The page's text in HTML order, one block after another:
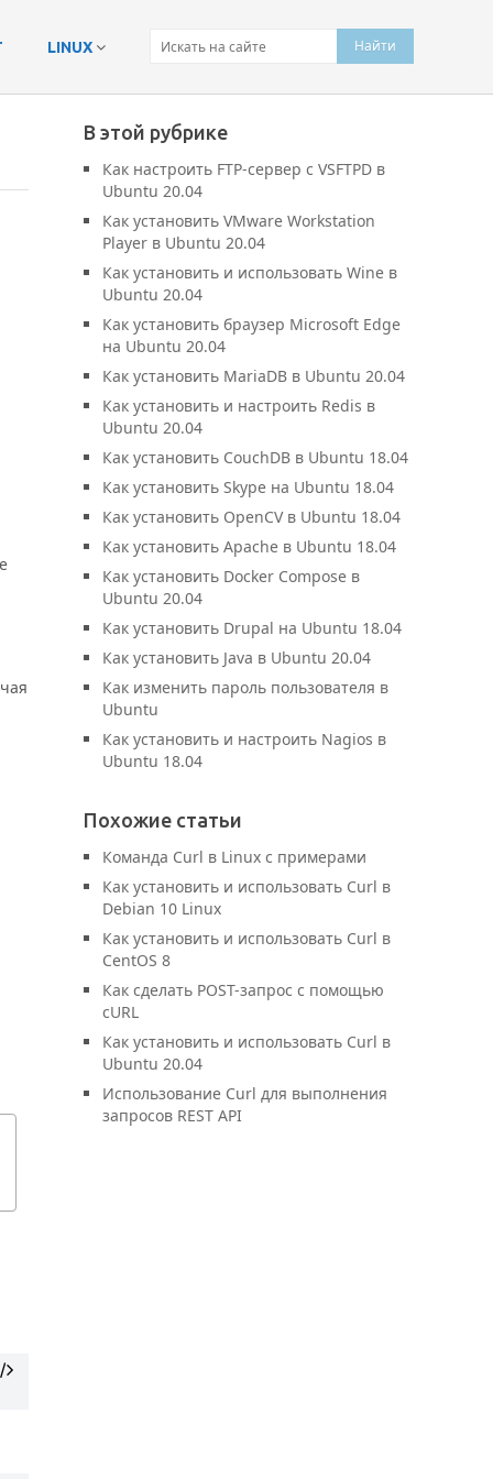
LINUX
В этой рубрике
Как настроить FTP-сервер с VSFTPD в
Ubuntu 20.04
Как установить VMware Workstation
Player в Ubuntu 20.04
Как установить и использовать Wine в
Ubuntu 20.04
Как установить браузер Microsoft Edge
на Ubuntu 20.04
Как установить MariaDB в Ubuntu 20.04
Как установить и настроить Redis в
Ubuntu 20.04
Как установить CouchDB в Ubuntu 18.04
Как установить Skype на Ubuntu 18.04
Как установить OpenCV в Ubuntu 18.04
Как установить Apache в Ubuntu 18.04
Как установить Docker Compose в
Ubuntu 20.04
Как установить Drupal на Ubuntu 18.04
Как установить Java в Ubuntu 20.04
Как изменить пароль пользователя в
Ubuntu
Как установить и настроить Nagios в
Ubuntu 18.04
Похожие статьи
Команда Curl в Linux с примерами
Как установить и использовать Curl в
Debian 10 Linux
Как установить и использовать Curl в
CentOS 8
Как сделать POST-запрос с помощью
cURL
Как установить и использовать Curl в
Ubuntu 20.04
Использование Curl для выполнения
запросов REST API